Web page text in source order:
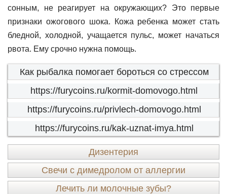
сонным, не реагирует на окружающих? Это первые
признаки ожогового шока. Кожа ребенка может стать
бледной, холодной, учащается пульс, может начаться
рвота. Ему срочно нужна помощь.
Как рыбалка помогает бороться со стрессом
https://furycoins.ru/kormit-domovogo.html
https://furycoins.ru/privlech-domovogo.html
https://furycoins.ru/kak-uznat-imya.html
Дизентерия
Свечи с димедролом от аллергии
Лечить ли молочные зубы?